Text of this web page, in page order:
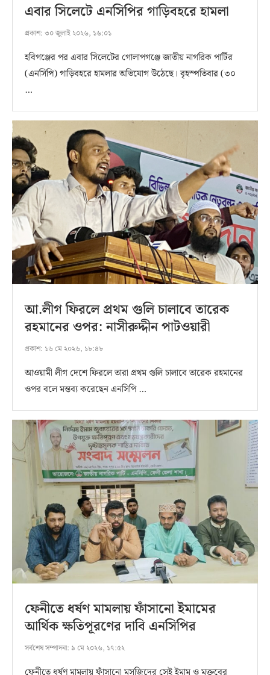
এবার সিলেটে এনসিপির গাড়িবহরে হামলা
প্রকাশ: ৩০ জুলাই ২০২৬, ১৬:০১
হবিগঞ্জের পর এবার সিলেটের গোলাপগঞ্জে জাতীয় নাগরিক পার্টির
(এনসিপি) গাড়িবহরে হামলার অভিযোগ উঠেছে। বৃহস্পতিবার (৩০
…
আ.লীগ ফিরলে প্রথম গুলি চালাবে তারেক
রহমানের ওপর: নাসীরুদ্দীন পাটওয়ারী
প্রকাশ: ১৬ মে ২০২৬, ১৮:৪৮
আওয়ামী লীগ দেশে ফিরলে তারা প্রথম গুলি চালাবে তারেক রহমানের
ওপর বলে মন্তব্য করেছেন এনসিপি …
ফেনীতে ধর্ষণ মামলায় ফাঁসানো ইমামের
আর্থিক ক্ষতিপূরণের দাবি এনসিপির
সর্বশেষ সম্পাদনা: ৯ মে ২০২৬, ১৭:৫২